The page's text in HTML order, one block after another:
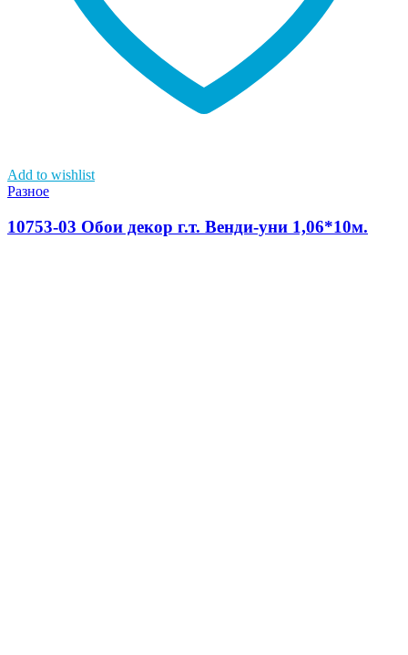
Add to wishlist
Разное
10753-03 Обои декор г.т. Венди-уни 1,06*10м.